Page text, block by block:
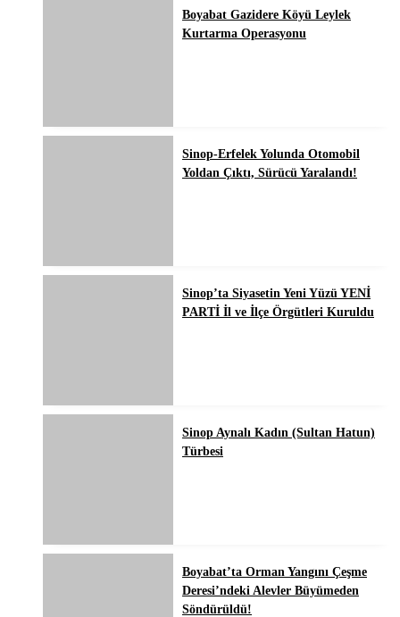
Boyabat Gazidere Köyü Leylek
Kurtarma Operasyonu
Sinop-Erfelek Yolunda Otomobil
Yoldan Çıktı, Sürücü Yaralandı!
Sinop’ta Siyasetin Yeni Yüzü YENİ
PARTİ İl ve İlçe Örgütleri Kuruldu
Sinop Aynalı Kadın (Sultan Hatun)
Türbesi
Boyabat’ta Orman Yangını Çeşme
Deresi’ndeki Alevler Büyümeden
Söndürüldü!